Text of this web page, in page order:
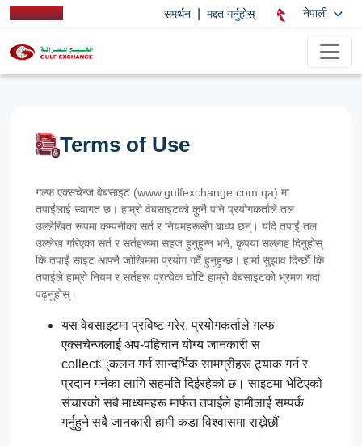
समर्थन मद्दत गर्नुहोस् नेपाली
Terms of Use
गल्फ एक्सचेन्ज वेबसाइट (www.gulfexchange.com.qa) मा
तपाईंलाई स्वागत छ। हाम्रो वेबसाइटको कुनै पनि प्रयोगकर्ताले तल
उल्लेखित रूपमा कम्पनीका सर्त र नियमहरूसँग बाध्य छन्। यदि तपाईं तल
उल्लेख गरिएका सर्त र सर्तहरूमा सहज हुनुहुन्न भने, कृपया सल्लाह दिनुहोस्
कि तपाईं साइट आफ्नै जोखिममा प्रयोग गर्दै हुनुहुन्छ। हामी सुझाव दिन्छौं कि
तपाईले हाम्रो नियम र सर्तहरू प्रत्येक चोटि हाम्रो वेबसाइटको भ्रमण गर्दा
पढ्नुहोस्।
यस वेबसाइटमा प्रविष्ट गरेर, प्रयोगकर्ताले गल्फ
एक्सचेन्जलाई अप-पहिचान योग्य जानकारी स
collect्कलन गर्न सान्दर्भिक सामग्रीहरू ट्र्याक गर्न र
प्रदान गर्नका लागि सहमति दिईरहेको छ। साइटमा भेटिएको
संचारको सबै माध्यमहरू मार्फत तपाईंले हामीलाई सम्पर्क
गर्नुहुने सबै जानकारी हामी कडा विश्वासमा राख्नेछौं